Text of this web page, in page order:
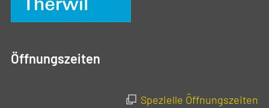
Öffnungszeiten
Spezielle Öffnungszeiten